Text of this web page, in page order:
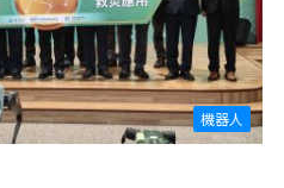
機器人